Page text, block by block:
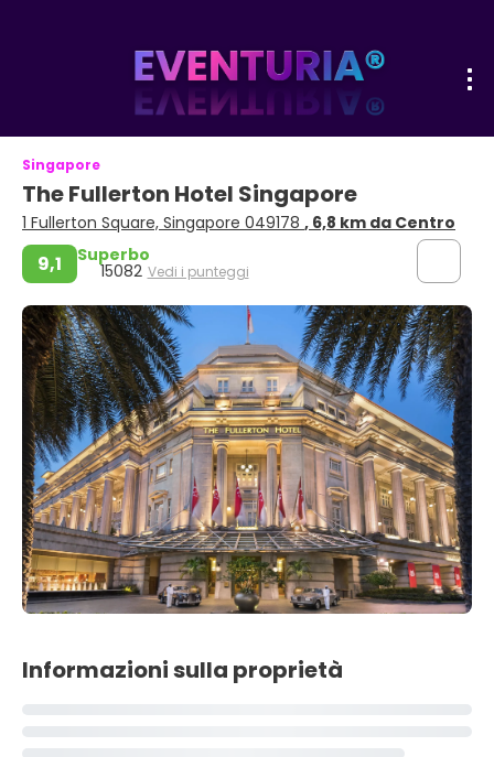
Singapore
The Fullerton Hotel Singapore
1 Fullerton Square, Singapore 049178 , 6,8 km da Centro
9,1 Superbo
15082 Vedi i punteggi
Informazioni sulla proprietà